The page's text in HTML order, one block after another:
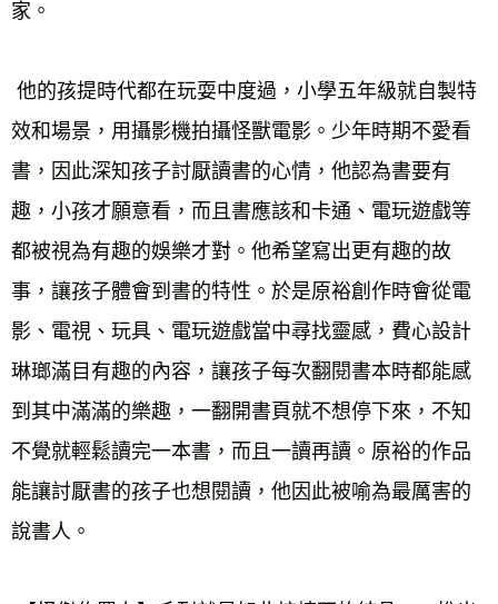
效和場景，用攝影機拍攝怪獸電影。少年時期不愛看
書，因此深知孩子討厭讀書的心情，他認為書要有
趣，小孩才願意看，而且書應該和卡通、電玩遊戲等
都被視為有趣的娛樂才對。他希望寫出更有趣的故
事，讓孩子體會到書的特性。於是原裕創作時會從電
影、電視、玩具、電玩遊戲當中尋找靈感，費心設計
琳瑯滿目有趣的內容，讓孩子每次翻閱書本時都能感
到其中滿滿的樂趣，一翻開書頁就不想停下來，不知
不覺就輕鬆讀完一本書，而且一讀再讀。原裕的作品
能讓討厭書的孩子也想閱讀，他因此被喻為最厲害的